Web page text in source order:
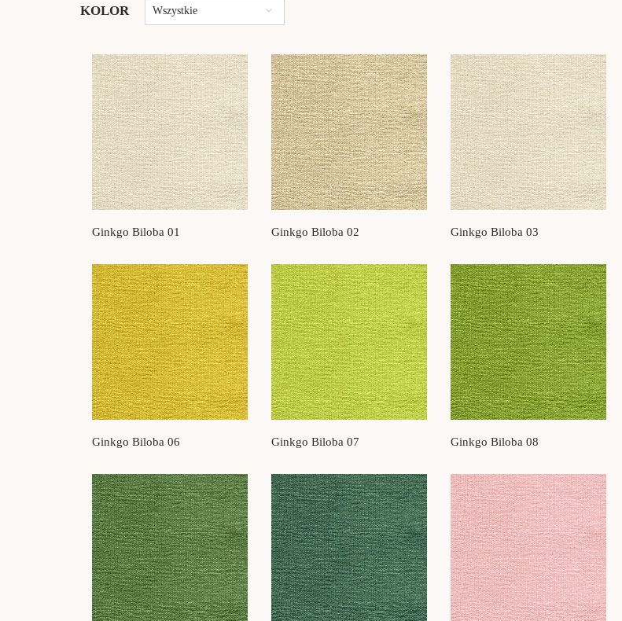
KOLOR Wszystkie
Ginkgo Biloba 01 Ginkgo Biloba 02 Ginkgo Biloba 03
Ginkgo Biloba 06 Ginkgo Biloba 07 Ginkgo Biloba 08